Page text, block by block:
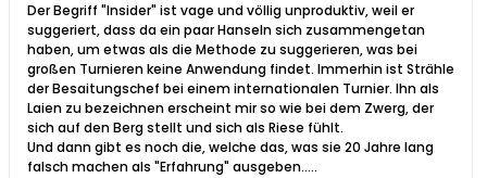
Der Begriff "Insider" ist vage und völlig unproduktiv, weil er
suggeriert, dass da ein paar Hanseln sich zusammengetan
haben, um etwas als die Methode zu suggerieren, was bei
großen Turnieren keine Anwendung findet. Immerhin ist Strähle
der Besaitungschef bei einem internationalen Turnier. Ihn als
Laien zu bezeichnen erscheint mir so wie bei dem Zwerg, der
sich auf den Berg stellt und sich als Riese fühlt.
Und dann gibt es noch die, welche das, was sie 20 Jahre lang
falsch machen als "Erfahrung" ausgeben.....